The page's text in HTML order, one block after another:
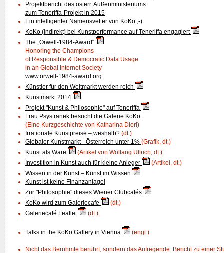
Projektbericht des österr. Außenministeriums
zum Teneriffa-Projekt in 2015
Ein intelligenter Namensvetter von KoKo ;-)
KoKo (indirekt) bei Kunstperformance auf Teneriffa engagiert
The „Orwell-1984-Award“
Honoring the Champions
of Responsible & Democratic Data Usage
in an Global Internet Society
www.orwell-1984-award.org
Künstler für den Weltmarkt werden reich
Kunstmarkt 2014
Projekt "Kunst & Philosophie" auf Teneriffa
Frau Psystranek besucht die Galerie KoKo.
(Eine Kurzgeschichte von Katharina Dierl)
Irrationale Kunstpreise – weshalb? (dt.)
Globaler Kunstmarkt - Österreich unter 1% (Grafik, dt.)
Kunst als Ware
(Artikel von Wolfang Ullrich, dt.)
Investition in Kunst auch für kleine Anleger
(Artikel, dt.)
Wissen in der Kunst – Kunst im Wissen
Kunst ist keine Finanzanlage!
Zur "Philosophie" dieses Wiener Clubcafés
KoKo wird zum Galeriecafe
(dt.)
Galeriecafé Leaflet
(dt.)
Talks in the KoKo Gallery in Vienna (engl.)
Nicht das Berühmte berührt, sondern das Aufregende. Bericht zu einer